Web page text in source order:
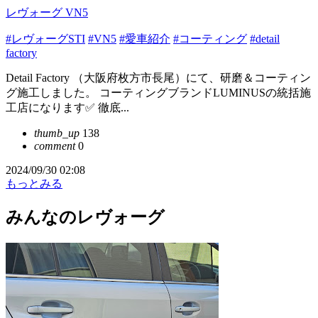
レヴォーグ VN5
#レヴォーグSTI #VN5 #愛車紹介 #コーティング #detail
factory
Detail Factory （大阪府枚方市長尾）にて、研磨＆コーティン
グ施工しました。 コーティングブランドLUMINUSの統括施
工店になります✅ 徹底...
thumb_up 138
comment0
2024/09/30 02:08
もっとみる
みんなのレヴォーグ